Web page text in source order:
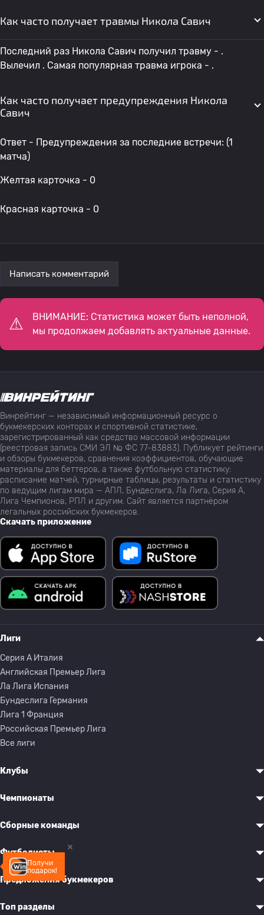
Как часто получает травмы Никола Савич
Последний раз Никола Савич получил травму - .
Вылечил . Самая популярная травма игрока - .
Как часто получает предупреждения Никола
Савич
Ответ - Предупреждения за последние встречи: (1
матча)
Желтая карточка - 0
Красная карточка - 0
Написать комментарий
ВНИМАНИЕ: Статистика может быть неполной,
мы продолжаем добавлять актуальные данные.
Получи
подарок!
Винрейтинг — независимый информационный ресурс о
букмекерских конторах и спортивной статистике,
зарегистрированный как средство массовой информации
(реестровая запись СМИ ЭЛ № ФС 77-83883). Публикует рейтинги
и обзоры букмекеров, сравнения коэффициентов, обучающие
материалы для беттеров, а также футбольную статистику:
расписание матчей, турнирные таблицы, результаты и статистику
по ведущим лигам мира — АПЛ, Бундеслига, Ла Лига, Серия А,
Лига Чемпионов, РПЛ и другим. Сайт является партнёром
легальных российских букмекеров.
Скачать приложение
Лиги
Серия A Италия
Английская Премьер Лига
Ла Лига Испания
Бундеслига Германия
Лига 1 Франция
Российская Премьер Лига
Все лиги
Клубы
Чемпионаты
Сборные команды
Футболисты
Предложения букмекеров
Топ разделы